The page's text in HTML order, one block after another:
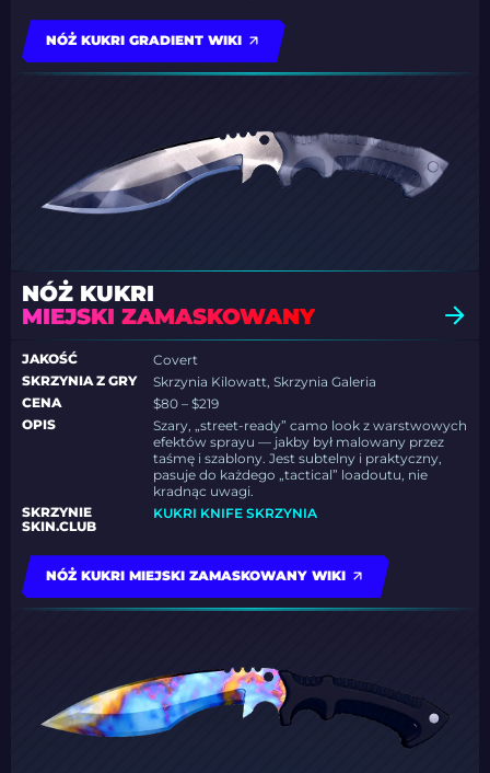
NÓŻ KUKRI GRADIENT WIKI
NÓŻ KUKRI
MIEJSKI ZAMASKOWANY
JAKOŚĆ
Covert
SKRZYNIA Z GRY
Skrzynia Kilowatt, Skrzynia Galeria
CENA
$80 – $219
OPIS
Szary, „street-ready” camo look z warstwowych
efektów sprayu — jakby był malowany przez
taśmę i szablony. Jest subtelny i praktyczny,
pasuje do każdego „tactical” loadoutu, nie
kradnąc uwagi.
SKRZYNIE
SKIN.CLUB
KUKRI KNIFE SKRZYNIA
NÓŻ KUKRI MIEJSKI ZAMASKOWANY WIKI